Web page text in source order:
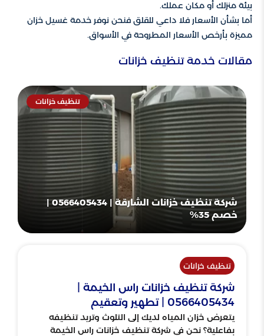
بيئة منزلك أو مكان عملك.
أما بشأن الأسعار فلا داعي للقلق فنحن نوفر خدمة غسيل خزان
مميزة بأرخص الأسعار المطروحة في الأسواق.
مقالات خدمة تنظيف خزانات
تنظيف خزانات
شركة تنظيف خزانات الشارقة | 0566405434 |
خصم 35%
تنظيف خزانات
شركة تنظيف خزانات راس الخيمة |
0566405434 | تطهير وتعقيم
يتعرض خزان المياه لديك إلى التلوث وتريد تنظيفه
بفاعلية؟ نحن في شركة تنظيف خزانات راس الخيمة